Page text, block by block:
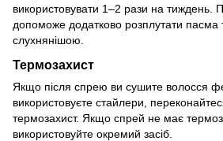
використовувати 1–2 рази на тиждень.
допоможе додатково розплутати пасма
слухнянішою.
Термозахист
Якщо після спрею ви сушите волосся
використовуєте стайлери,
термозахист. Якщо спрей не має
використовуйте окремий засіб.